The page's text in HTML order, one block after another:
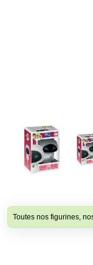
Toutes nos figurines,